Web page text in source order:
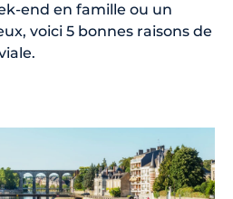
end en famille ou un
voici 5 bonnes raisons de